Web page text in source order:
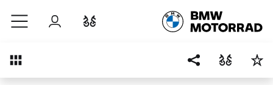
Przejdź do głównej treści
Zaloguj się
Przegląd